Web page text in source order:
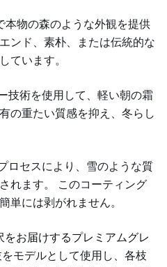
本物の森のような外観を提供
ンド、素朴、または伝統的な
ています。
技術を使用して、軽い朝の霜
の重たい質感を抑え、冬らし
ロセスにより、雪のような質
れます。
このコーティング
単には剥がれません。
をお届けするプレミアムグレ
モデルとして使用し、各枝